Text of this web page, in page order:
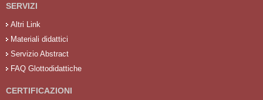
SERVIZI
Altri Link
Materiali didattici
Servizio Abstract
FAQ Glottodidattiche
CERTIFICAZIONI